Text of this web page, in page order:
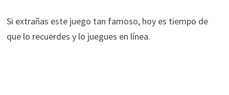
Si extrañas este juego tan famoso, hoy es tiempo de
que lo recuerdes y lo juegues en línea.